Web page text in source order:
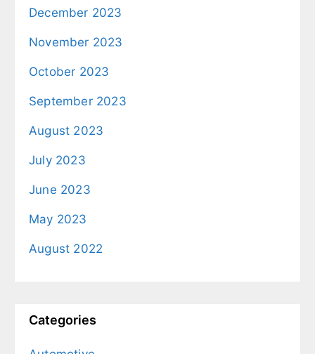
December 2023
November 2023
October 2023
September 2023
August 2023
July 2023
June 2023
May 2023
August 2022
Categories